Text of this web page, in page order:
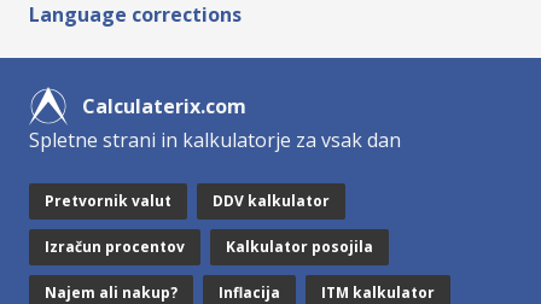
Language corrections
Calculaterix.com
Spletne strani in kalkulatorje za vsak dan
Pretvornik valut DDV kalkulator
Izračun procentov Kalkulator posojila
Najem ali nakup? Inflacija ITM kalkulator